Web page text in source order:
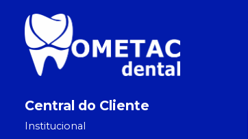
Central do Cliente
Institucional